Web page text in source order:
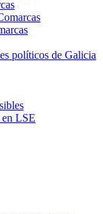
políticos de Galicia
LSE